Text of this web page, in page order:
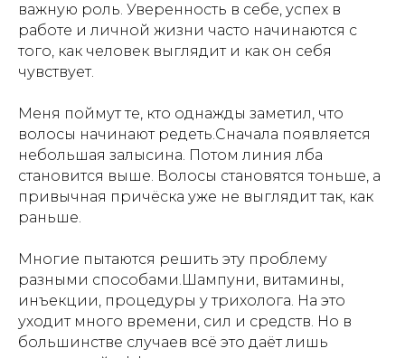
важную роль. Уверенность в себе, успех в
работе и личной жизни часто начинаются с
того, как человек выглядит и как он себя
чувствует.
Меня поймут те, кто однажды заметил, что
волосы начинают редеть.Сначала появляется
небольшая залысина. Потом линия лба
становится выше. Волосы становятся тоньше, а
привычная причёска уже не выглядит так, как
раньше.
Многие пытаются решить эту проблему
разными способами.Шампуни, витамины,
инъекции, процедуры у трихолога. На это
уходит много времени, сил и средств. Но в
большинстве случаев всё это даёт лишь